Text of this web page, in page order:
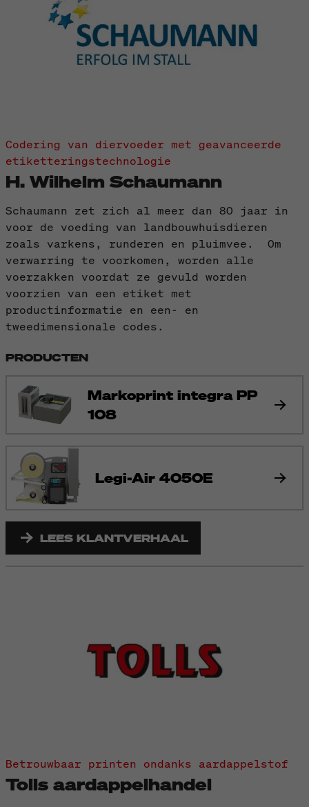
Codering van diervoeder met geavanceerde
etiketteringstechnologie
H. Wilhelm Schaumann
Schaumann zet zich al meer dan 80 jaar in
voor de voeding van landbouwhuisdieren
zoals varkens, runderen en pluimvee. Om
verwarring te voorkomen, worden alle
voerzakken voordat ze gevuld worden
voorzien van een etiket met
productinformatie en een- en
tweedimensionale codes.
PRODUCTEN
Markoprint integra PP
108
Legi-Air 4050E
LEES KLANTVERHAAL
Betrouwbaar printen ondanks aardappelstof
Tolls aardappelhandel